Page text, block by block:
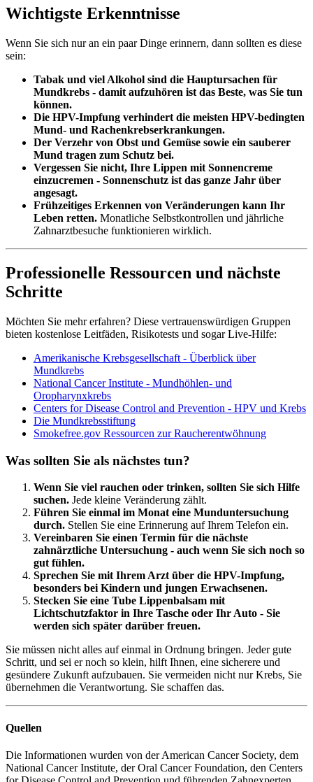
Wichtigste Erkenntnisse
Wenn Sie sich nur an ein paar Dinge erinnern, dann sollten es diese
sein:
Tabak und viel Alkohol sind die Hauptursachen für
Mundkrebs - damit aufzuhören ist das Beste, was Sie tun
können.
Die HPV-Impfung verhindert die meisten HPV-bedingten
Mund- und Rachenkrebserkrankungen.
Der Verzehr von Obst und Gemüse sowie ein sauberer
Mund tragen zum Schutz bei.
Vergessen Sie nicht, Ihre Lippen mit Sonnencreme
einzucremen - Sonnenschutz ist das ganze Jahr über
angesagt.
Frühzeitiges Erkennen von Veränderungen kann Ihr
Leben retten. Monatliche Selbstkontrollen und jährliche
Zahnarztbesuche funktionieren wirklich.
Professionelle Ressourcen und nächste
Schritte
Möchten Sie mehr erfahren? Diese vertrauenswürdigen Gruppen
bieten kostenlose Leitfäden, Risikotests und sogar Live-Hilfe:
Amerikanische Krebsgesellschaft - Überblick über
Mundkrebs
National Cancer Institute - Mundhöhlen- und
Oropharynxkrebs
Centers for Disease Control and Prevention - HPV und Krebs
Die Mundkrebsstiftung
Smokefree.gov Ressourcen zur Raucherentwöhnung
Was sollten Sie als nächstes tun?
Wenn Sie viel rauchen oder trinken, sollten Sie sich Hilfe
suchen. Jede kleine Veränderung zählt.
Führen Sie einmal im Monat eine Munduntersuchung
durch. Stellen Sie eine Erinnerung auf Ihrem Telefon ein.
Vereinbaren Sie einen Termin für die nächste
zahnärztliche Untersuchung - auch wenn Sie sich noch so
gut fühlen.
Sprechen Sie mit Ihrem Arzt über die HPV-Impfung,
besonders bei Kindern und jungen Erwachsenen.
Stecken Sie eine Tube Lippenbalsam mit
Lichtschutzfaktor in Ihre Tasche oder Ihr Auto - Sie
werden sich später darüber freuen.
Sie müssen nicht alles auf einmal in Ordnung bringen. Jeder gute
Schritt, und sei er noch so klein, hilft Ihnen, eine sicherere und
gesündere Zukunft aufzubauen. Sie vermeiden nicht nur Krebs, Sie
übernehmen die Verantwortung. Sie schaffen das.
Quellen
Die Informationen wurden von der American Cancer Society, dem
National Cancer Institute, der Oral Cancer Foundation, den Centers